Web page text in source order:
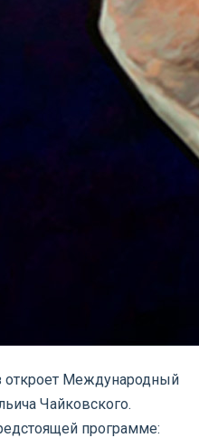
откроет Международный
Чайковского.
программе: